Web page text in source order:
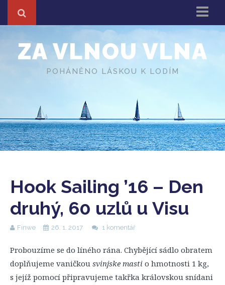
Z cest
About
ZA VLNOU VLNA
POHÁNĚNO LÁSKOU K LODÍM
Hook Sailing ’16 – Den
druhý, 60 uzlů u Visu
Finwe 26. 1. 2017 1 komentář
Probouzíme se do líného rána. Chybějící sádlo obratem
doplňujeme vaničkou svinjske masti o hmotnosti 1 kg,
s jejíž pomocí připravujeme takřka královskou snídani